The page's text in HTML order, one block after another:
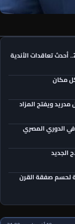
مكان
ويفتح المزاد
في الدوري المصري
الجديد
لحسم صفقة القرن